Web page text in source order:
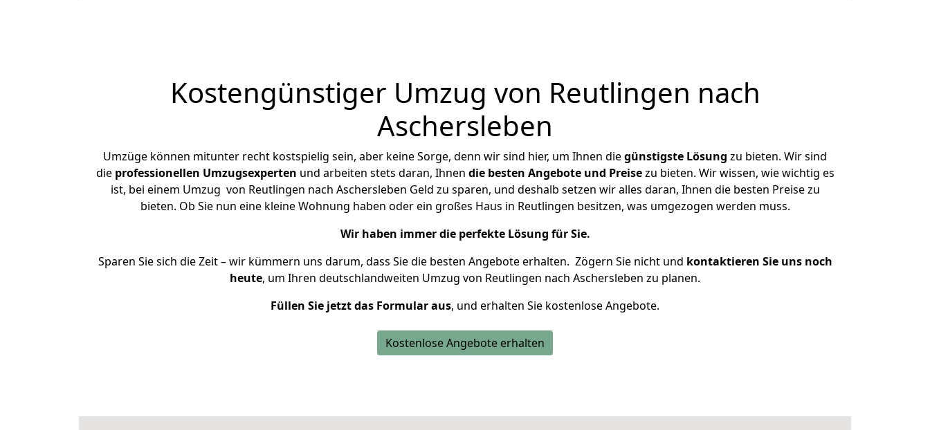
Kostengünstiger Umzug von Reutlingen nach
Aschersleben
Umzüge können mitunter recht kostspielig sein, aber keine Sorge, denn wir sind hier, um Ihnen diegünstigste Lösung zu bieten. Wir sind
die professionellen Umzugsexperten und arbeiten stets daran, Ihnen die besten Angebote und Preisezu bieten. Wir wissen, wie wichtig es
ist, bei einem Umzug von Reutlingen nach Aschersleben Geld zu sparen, und deshalb setzen wir alles daran, Ihnen die besten Preise zu
bieten. Ob Sie nun eine kleine Wohnung haben oder ein großes Haus in Reutlingen besitzen, was umgezogen werden muss.
Wir haben immer die perfekte Lösung für Sie.
Sparen Sie sich die Zeit – wir kümmern uns darum, dass Sie die besten Angebote erhalten. Zögern Sie nicht und kontaktieren Sie uns noch
heute, um Ihren deutschlandweiten Umzug von Reutlingen nach Aschersleben zu planen.
Füllen Sie jetzt das Formular aus, und erhalten Sie kostenlose Angebote.
Kostenlose Angebote erhalten